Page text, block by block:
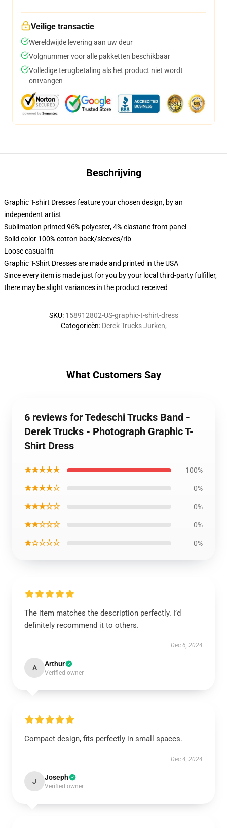
Veilige transactie
Wereldwijde levering aan uw deur
Volgnummer voor alle pakketten beschikbaar
Volledige terugbetaling als het product niet wordt
ontvangen
Beschrijving
Graphic T-shirt Dresses feature your chosen design, by an
independent artist
Sublimation printed 96% polyester, 4% elastane front panel
Solid color 100% cotton back/sleeves/rib
Loose casual fit
Graphic T-Shirt Dresses are made and printed in the USA
Since every item is made just for you by your local third-party fulfiller,
there may be slight variances in the product received
SKU: 158912802-US-graphic-t-shirt-dress
Categorieën: Derek Trucks Jurken,
What Customers Say
6 reviews for Tedeschi Trucks Band -
Derek Trucks - Photograph Graphic T-
Shirt Dress
★★★★★ 100%
★★★★☆ 0%
★★★☆☆ 0%
★★☆☆☆ 0%
★☆☆☆☆ 0%
The item matches the description perfectly. I’d
definitely recommend it to others.
Dec 6, 2024
A Arthur
Verified owner
Compact design, fits perfectly in small spaces.
Dec 4, 2024
J Joseph
Verified owner